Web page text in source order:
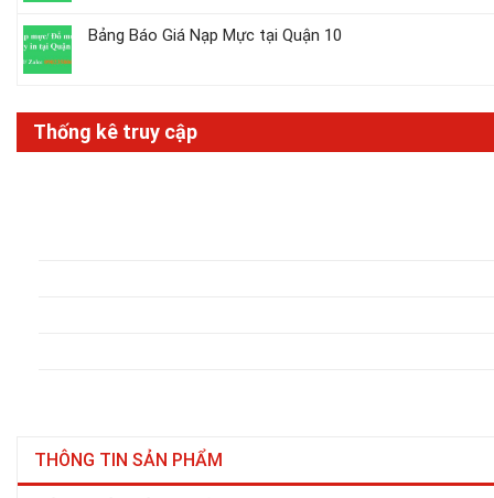
THÔNG TIN SẢN PHẨM
Bảng Báo Giá Nạp Mực tại Quận 10
Thống kê truy cập